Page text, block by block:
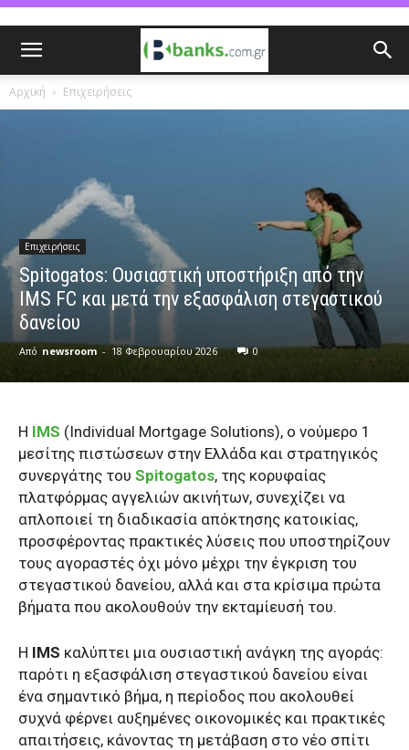
Αρχική Επιχειρήσεις
Επιχειρήσεις
Spitogatos: Ουσιαστική υποστήριξη από την
IMS FC και μετά την εξασφάλιση στεγαστικού
δανείου
Από newsroom - 18 Φεβρουαρίου 2026 0
Η IMS (Individual Mortgage Solutions), ο νούμερο 1
μεσίτης πιστώσεων στην Ελλάδα και στρατηγικός
συνεργάτης του Spitogatos, της κορυφαίας
πλατφόρμας αγγελιών ακινήτων, συνεχίζει να
απλοποιεί τη διαδικασία απόκτησης κατοικίας,
προσφέροντας πρακτικές λύσεις που υποστηρίζουν
τους αγοραστές όχι μόνο μέχρι την έγκριση του
στεγαστικού δανείου, αλλά και στα κρίσιμα πρώτα
βήματα που ακολουθούν την εκταμίευσή του.
Η IMS καλύπτει μια ουσιαστική ανάγκη της αγοράς:
παρότι η εξασφάλιση στεγαστικού δανείου είναι
ένα σημαντικό βήμα, η περίοδος που ακολουθεί
συχνά φέρνει αυξημένες οικονομικές και πρακτικές
απαιτήσεις, κάνοντας τη μετάβαση στο νέο σπίτι